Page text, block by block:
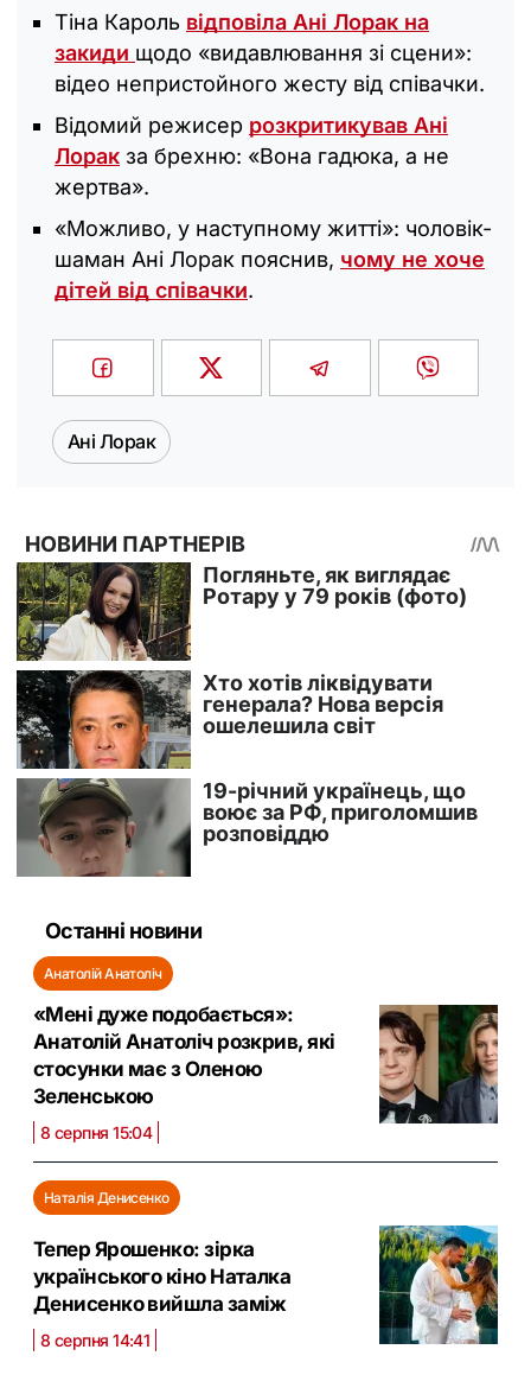
Тіна Кароль відповіла Ані Лорак на
закиди щодо «видавлювання зі сцени»:
відео непристойного жесту від співачки.
Відомий режисер розкритикував Ані
Лорак за брехню: «Вона гадюка, а не
жертва».
«Можливо, у наступному житті»: чоловік-
шаман Ані Лорак пояснив, чому не хоче
дітей від співачки.
Ані Лорак
Останні новини
Анатолій Анатоліч
«Мені дуже подобається»:
Анатолій Анатоліч розкрив, які
стосунки має з Оленою
Зеленською
8 серпня 15:04
Наталія Денисенко
Тепер Ярошенко: зірка
українського кіно Наталка
Денисенко вийшла заміж
8 серпня 14:41